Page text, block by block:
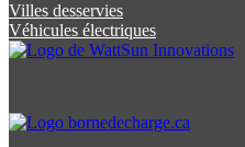
Villes desservies
Véhicules électriques